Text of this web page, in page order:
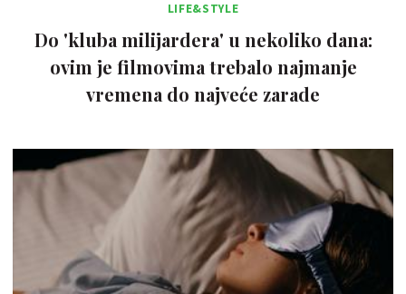
LIFE&STYLE
Do 'kluba milijardera' u nekoliko dana:
ovim je filmovima trebalo najmanje
vremena do najveće zarade